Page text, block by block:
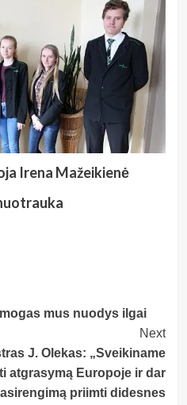
Irena Mažeikienė
mus nuodys ilgai
Next
J. Olekas: „Sveikiname
atgrasymą Europoje ir dar
priimti didesnes